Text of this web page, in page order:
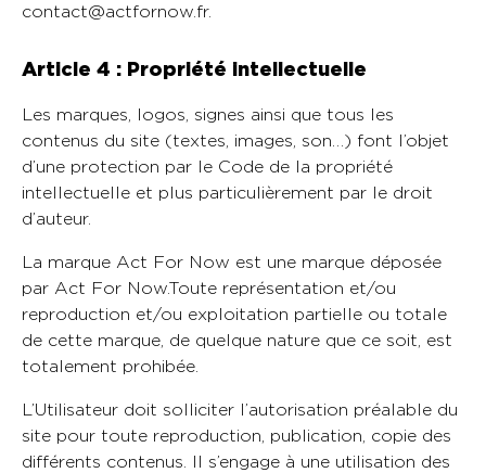
contact@actfornow.fr.
Article 4 : Propriété intellectuelle
Les marques, logos, signes ainsi que tous les
contenus du site (textes, images, son…) font l’objet
d’une protection par le Code de la propriété
intellectuelle et plus particulièrement par le droit
d’auteur.
La marque Act For Now est une marque déposée
par Act For Now.Toute représentation et/ou
reproduction et/ou exploitation partielle ou totale
de cette marque, de quelque nature que ce soit, est
totalement prohibée.
L’Utilisateur doit solliciter l’autorisation préalable du
site pour toute reproduction, publication, copie des
différents contenus. Il s’engage à une utilisation des